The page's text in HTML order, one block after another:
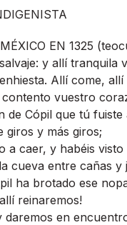
EN 1325
y allí­ tranquila
Allí­ come,
vuestro
de Cópil que tú
giros y más giros;
a caer, y habéis
cueva entre cañas y
ha brotado ese
reinaremos!
daremos en